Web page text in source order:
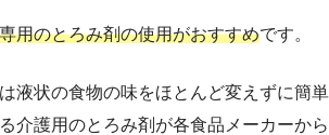
専用のとろみ剤の使用がおすすめです。
液状の食物の味をほとんど変えずに簡単
介護用のとろみ剤が各食品メーカーから